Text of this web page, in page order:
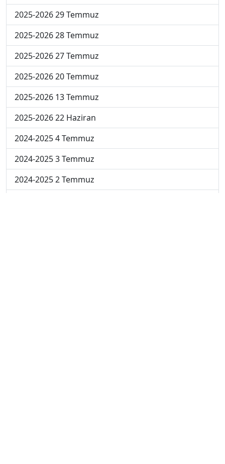
2025-2026 29 Temmuz
2025-2026 28 Temmuz
2025-2026 27 Temmuz
2025-2026 20 Temmuz
2025-2026 13 Temmuz
2025-2026 22 Haziran
2024-2025 4 Temmuz
2024-2025 3 Temmuz
2024-2025 2 Temmuz